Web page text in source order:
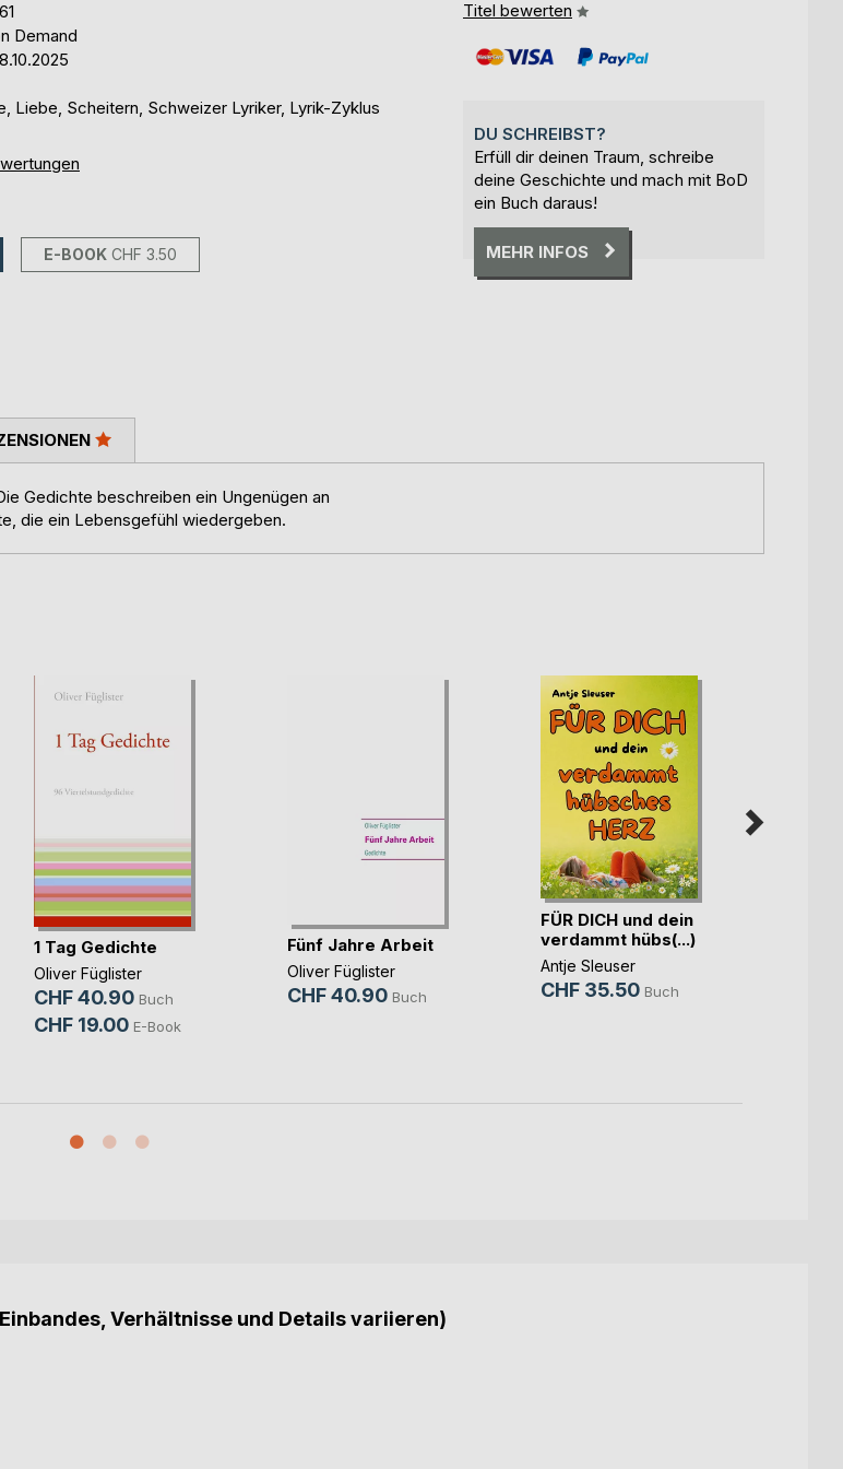
Demand
Liebe, Scheitern, Schweizer Lyriker, Lyrik-Zyklus
E-BOOK CHF 3.50
Titel bewerten
DU SCHREIBST?
Erfüll dir deinen Traum, schreibe
deine Geschichte und mach mit BoD
ein Buch daraus!
MEHR INFOS
Gedichte beschreiben ein Ungenügen an
die ein Lebensgefühl wiedergeben.
1 Tag Gedichte
Oliver Füglister
CHF 40.90 Buch
CHF 19.00 E-Book
Fünf Jahre Arbeit
Oliver Füglister
CHF 40.90 Buch
FÜR DICH und dein
verdammt hübs(...)
Antje Sleuser
CHF 35.50 Buch
Verhältnisse und Details variieren)